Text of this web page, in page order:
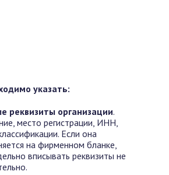
указать:
реквизиты организации.
место регистрации, ИНН,
Если она
на фирменном бланке,
вписывать реквизиты не